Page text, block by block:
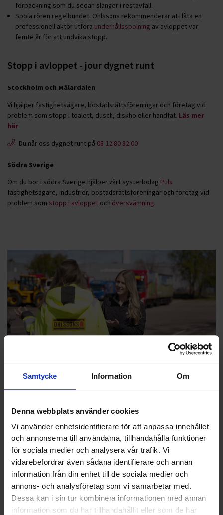
Samtycke Information Om
Denna webbplats använder cookies
Vi använder enhetsidentifierare för att anpassa innehållet
och annonserna till användarna, tillhandahålla funktioner
för sociala medier och analysera vår trafik. Vi
vidarebefordrar även sådana identifierare och annan
information från din enhet till de sociala medier och
annons- och analysföretag som vi samarbetar med.
Dessa kan i sin tur kombinera informationen med annan
information som du har tillhandahållit eller som de har
förpackning som du sedan slänger i restavfall.
Spola rören regelbundet. Ohlssons rekommenderar att låta en
professionell aktör utföra underhållsspolning av avloppet var
femte år för att undvika stopp.
Stopp i avloppet - jour dygnet runt
Stockholm och Mälardalen
Vi hjälper fastighetsägare, bostadsrättsföreningar och företag vid
problem som stopp i toalett, dusch, diskho eller handfat. Läs mer
här
Du når oss dygnet runt på 08-12 80 82 00
Södra Sverige
Om du bor i södra Sverige hjälper vårt systerbolag Puls
fastighetsägare, industrier, bostadsrättsföreningar och företag vid
problem som stopp i avloppet och översvämning.
ALLT FLER KVINNOR SÖKER SIG TILL OHLSSONS
OCH FÖRARYRKET
ser vi att allt fler kvinnor väljer föraryrket. Det är en positiv
branschen.
Lär dig mer